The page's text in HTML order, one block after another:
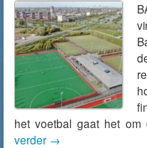
het voetbal gaat het
verder →